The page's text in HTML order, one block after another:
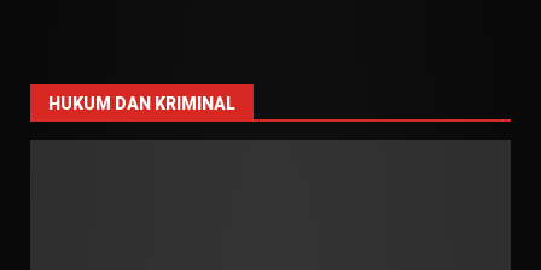
HUKUM DAN KRIMINAL